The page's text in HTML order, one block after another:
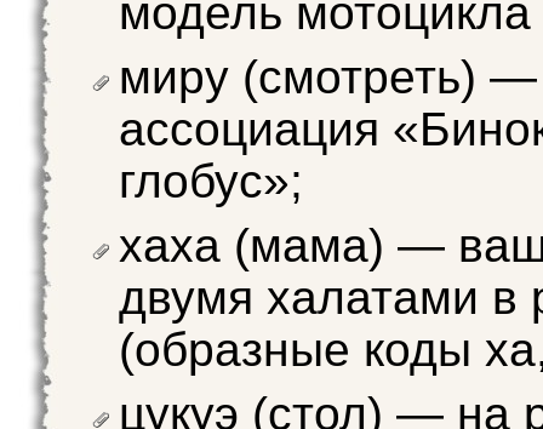
модель
миру (смотреть) —
ассоциация
глобус»;
хаха (мама) —
двумя халатами в
(образные коды
цукуэ (стол) — на